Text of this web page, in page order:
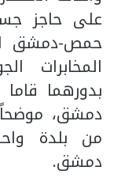
على حاجز
حمص-دمشق
المخابرات
بدورهما
دمشق،
من بلدة
دمشق.